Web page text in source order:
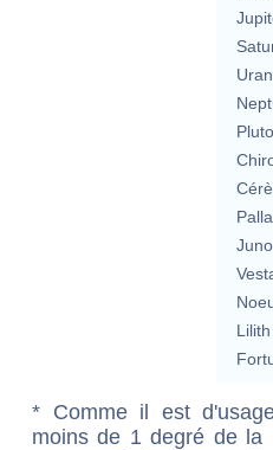
Lilith
* Comme il est
moins de 1 degré de la